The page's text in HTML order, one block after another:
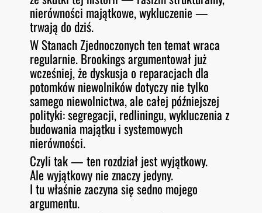
nierówności majątkowe, wykluczenie —
trwają do dziś.
W Stanach Zjednoczonych ten temat wraca
regularnie. Brookings argumentował już
wcześniej, że dyskusja o reparacjach dla
potomków niewolników dotyczy nie tylko
samego niewolnictwa, ale całej późniejszej
polityki: segregacji, redliningu, wykluczenia z
budowania majątku i systemowych
nierówności.
Czyli tak — ten rozdział jest wyjątkowy.
Ale wyjątkowy nie znaczy jedyny.
I tu właśnie zaczyna się sedno mojego
argumentu.